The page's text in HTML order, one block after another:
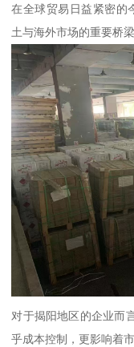
在全球贸易日益紧密的
土与海外市场的重要桥梁
对于揭阳地区的企业而
乎成本控制，更影响着